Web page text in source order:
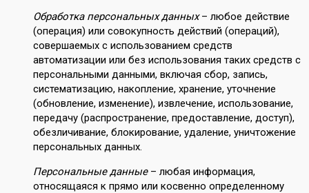
Обработка персональных данных– любое действие
(операция) или совокупность действий (операций),
совершаемых с использованием средств
автоматизации или без использования таких средств с
персональными данными, включая сбор, запись,
систематизацию, накопление, хранение, уточнение
(обновление, изменение), извлечение, использование,
передачу (распространение, предоставление, доступ),
обезличивание, блокирование, удаление, уничтожение
персональных данных.
Персональные данные– любая информация,
относящаяся к прямо или косвенно определенному